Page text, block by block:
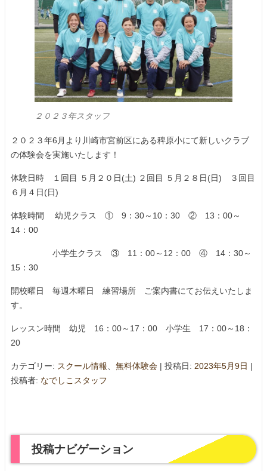
２０２３年スタッフ
２０２３年6月より川崎市宮前区にある稗原小にて新しいクラブ
の体験会を実施いたします！
体験日時 １回目 ５月２０日(土) ２回目 ５月２８日(日) ３回目
６月４日(日)
体験時間 幼児クラス ① 9：30～10：30 ② 13：00～
14：00
小学生クラス ③ 11：00～12：00 ④ 14：30～
15：30
開校曜日 毎週木曜日 練習場所 ご案内書にてお伝えいたしま
す。
レッスン時間 幼児 16：00～17：00 小学生 17：00～18：
20
カテゴリー: スクール情報 無料体験会| 投稿日: 2023年5月9日 |
投稿者: なでしこスタッフ
投稿ナビゲーション